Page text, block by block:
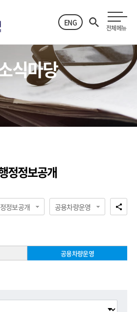
ENG
전체메뉴
식마당
정정보공개
정보공개 공용차량운영
공용차량운영